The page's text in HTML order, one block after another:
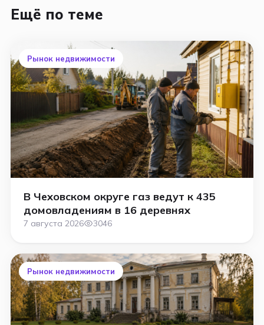
Ещё по теме
Рынок недвижимости
В Чеховском округе газ ведут к 435
домовладениям в 16 деревнях
7 августа 2026 3046
Рынок недвижимости